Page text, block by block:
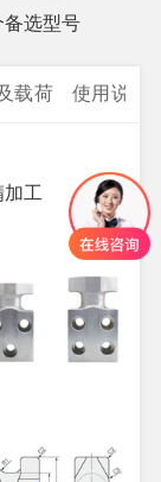
备选型号
载荷 使用说明
工